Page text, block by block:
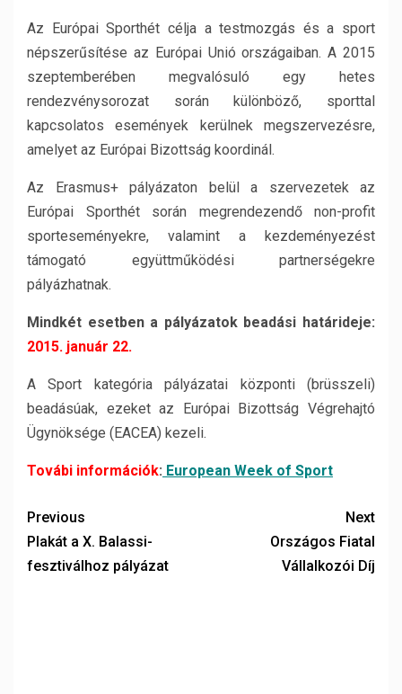
Az Európai Sporthét célja a testmozgás és a sport
népszerűsítése az Európai Unió országaiban. A 2015
szeptemberében megvalósuló egy hetes
rendezvénysorozat során különböző, sporttal
kapcsolatos események kerülnek megszervezésre,
amelyet az Európai Bizottság koordinál.
Az Erasmus+ pályázaton belül a szervezetek az
Európai Sporthét során megrendezendő non-profit
sporteseményekre, valamint a kezdeményezést
támogató együttműködési partnerségekre
pályázhatnak.
Mindkét esetben a pályázatok beadási határideje:
2015. január 22.
A Sport kategória pályázatai központi (brüsszeli)
beadásúak, ezeket az Európai Bizottság Végrehajtó
Ügynöksége (EACEA) kezeli.
Továbi információk: European Week of Sport
Previous
Plakát a X. Balassi-
fesztiválhoz pályázat
Next
Országos Fiatal
Vállalkozói Díj